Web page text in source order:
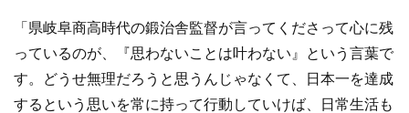
「県岐阜商高時代の鍛治舎監督が言ってくださって心に残
っているのが、『思わないことは叶わない』という言葉で
す。どうせ無理だろうと思うんじゃなくて、日本一を達成
するという思いを常に持って行動していけば、日常生活も